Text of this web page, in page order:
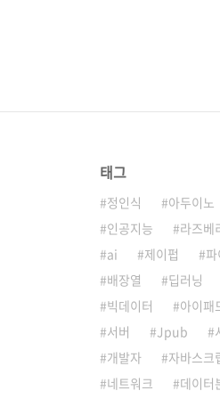
태그
정인식 아두이노
인공지능
라즈베
ai
제이펍
배장열
딥러닝
빅데이터
아이패
서버
Jpub
개발자
자바스크
네트워크
데이터